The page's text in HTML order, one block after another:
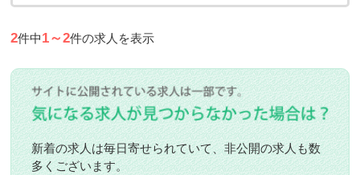
2件中1～2件の求人を表示
新着の求人は毎日寄せられていて、非公開の求人も数
多くございます。